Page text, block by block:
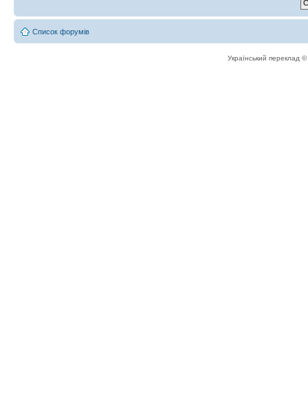
Список форумів
Український переклад